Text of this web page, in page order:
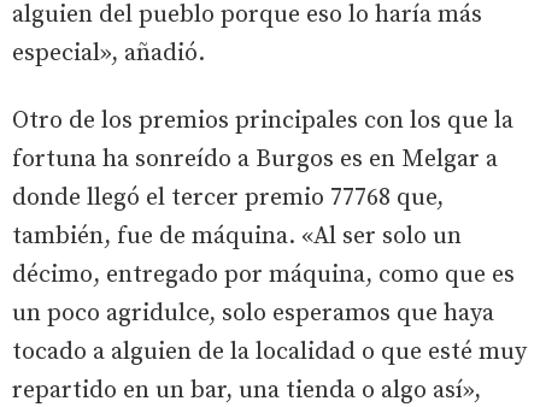
alguien del pueblo porque eso lo haría más
especial», añadió.
Otro de los premios principales con los que la
fortuna ha sonreído a Burgos es en Melgar a
donde llegó el tercer premio 77768 que,
también, fue de máquina. «Al ser solo un
décimo, entregado por máquina, como que es
un poco agridulce, solo esperamos que haya
tocado a alguien de la localidad o que esté muy
repartido en un bar, una tienda o algo así»,